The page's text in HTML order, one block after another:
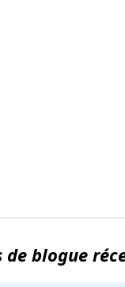
de blogue